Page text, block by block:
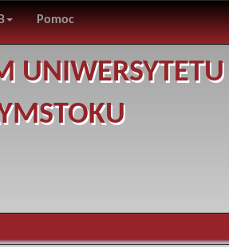
Pomoc
UNIWERSYTETU